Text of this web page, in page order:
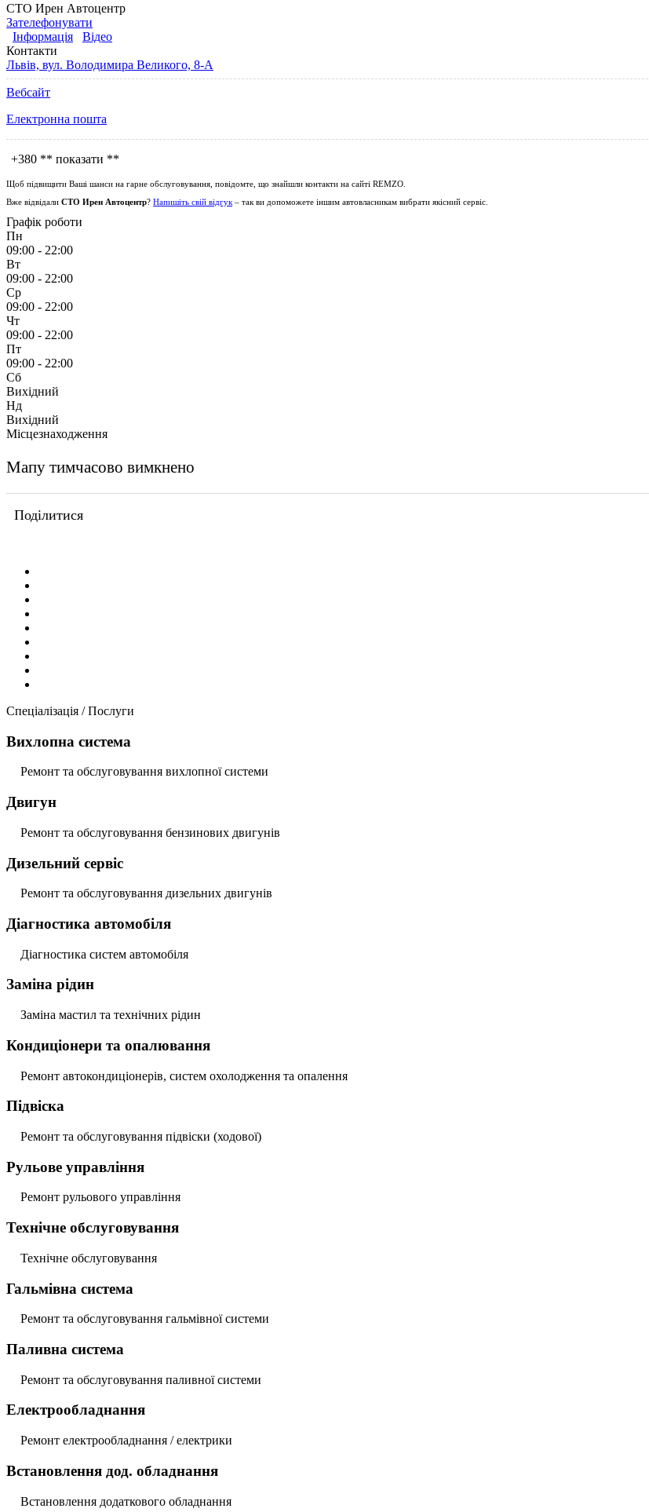
СТО Ирен Автоцентр
Зателефонувати
Інформація
Відео
Контакти
Львів, вул. Володимира Великого, 8-А
Вебсайт
Електронна пошта
+380 ** показати **
Щоб підвищити Ваші шанси на гарне обслуговування, повідомте, що знайшли контакти на сайті REMZO
Вже відвідали СТО Ирен Автоцентр? Напишіть свій відгук – так ви допоможете іншим автовласникам вибрати якісний сервіс.
Графік роботи
Пн
09:00 - 22:00
Вт
09:00 - 22:00
Ср
09:00 - 22:00
Чт
09:00 - 22:00
Пт
09:00 - 22:00
Сб
Вихідний
Нд
Вихідний
Місцезнаходження
Мапу тимчасово вимкнено
Поділитися
Спеціалізація / Послуги
Вихлопна система
Ремонт та обслуговування вихлопної системи
Двигун
Ремонт та обслуговування бензинових двигунів
Дизельний сервіс
Ремонт та обслуговування дизельних двигунів
Діагностика автомобіля
Діагностика систем автомобіля
Заміна рідин
Заміна мастил та технічних рідин
Кондиціонери та опалювання
Ремонт автокондиціонерів, систем охолодження та опалення
Підвіска
Ремонт та обслуговування підвіски (ходової)
Рульове управління
Ремонт рульового управління
Технічне обслуговування
Технічне обслуговування
Гальмівна система
Ремонт та обслуговування гальмівної системи
Паливна система
Ремонт та обслуговування паливної системи
Електрообладнання
Ремонт електрообладнання / електрики
Встановлення дод. обладнання
Встановлення додаткового обладнання